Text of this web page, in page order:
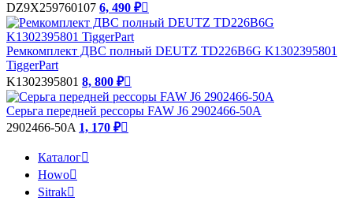
DZ9X259760107 6, 490 ₽
Ремкомплект ДВС полный DEUTZ TD226B6G K1302395801
TiggerPart
K1302395801 8, 800 ₽
Серьга передней рессоры FAW J6 2902466-50A
2902466-50A 1, 170 ₽
Каталог
Howo
Sitrak